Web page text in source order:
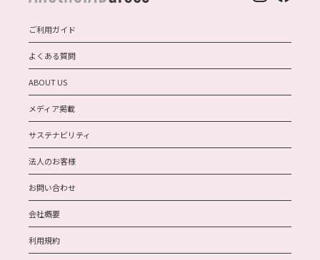
ご利用ガイド
よくある質問
ABOUT US
メディア掲載
サステナビリティ
法人のお客様
お問い合わせ
会社概要
利用規約